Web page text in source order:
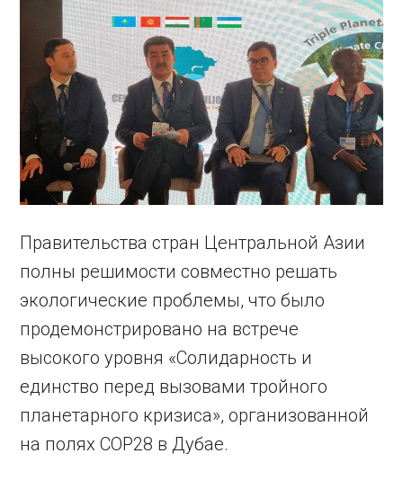
Правительства стран Центральной Азии
полны решимости совместно решать
экологические проблемы, что было
продемонстрировано на встрече
высокого уровня «Солидарность и
единство перед вызовами тройного
планетарного кризиса», организованной
на полях COP28 в Дубае.